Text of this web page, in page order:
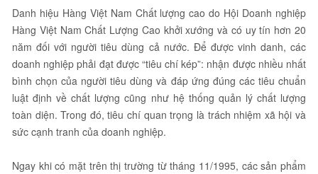
Danh hiệu Hàng Việt Nam Chất lượng cao do Hội Doanh nghiệp
Hàng Việt Nam Chất Lượng Cao khởi xướng và có uy tín hơn 20
năm đối với người tiêu dùng cả nước. Để được vinh danh, các
doanh nghiệp phải đạt được “tiêu chí kép”: nhận được nhiều nhất
bình chọn của người tiêu dùng và đáp ứng đúng các tiêu chuẩn
luật định về chất lượng cũng như hệ thống quản lý chất lượng
toàn diện. Trong đó, tiêu chí quan trọng là trách nhiệm xã hội và
sức cạnh tranh của doanh nghiệp.
Ngay khi có mặt trên thị trường từ tháng 11/1995, các sản phẩm